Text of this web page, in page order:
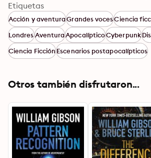
USA and post-apocalypse London -
which gets right to heart of the way
“Wild, richly satisfying . . . big-screen,
thrills. What a glorious ride” -
Etiquetas
Acción y aventuraGrandes vocesCiencia
LondresAventuraApocalípticoCyberpunk
Ciencia FicciónEscenarios postapocalípticos
Otros también disfrutaron...